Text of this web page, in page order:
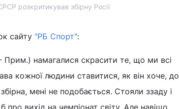
розкритикував збірну Росії
сайту "РБ Спорт":
Прим.) намагалися скрасити те, що ми всі
кожної людини ставитися, як він хоче, до
мені не подобається. Стояли ззаду і
про вихід на чемпіонат світу. Але навіщо